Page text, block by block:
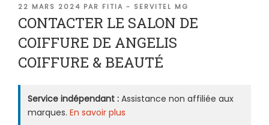
PUBLIÉ
LE
22 MARS 2024 PAR FITIA - SERVITEL MG
CONTACTER LE SALON DE
COIFFURE DE ANGELIS
COIFFURE & BEAUTÉ
Service indépendant : Assistance non affiliée aux
marques. En savoir plus